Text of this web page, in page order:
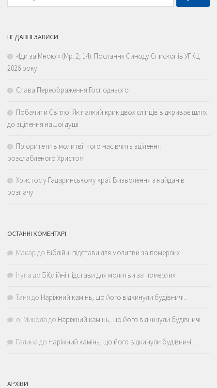
НЕДАВНІ ЗАПИСИ
«Іди за Мною!» (Мр. 2, 14). Послання Синоду Єпископів УГКЦ
2026 року
Слава Переображення Господнього
Побачити Світло: Як палкий крик двох сліпців відкриває шлях
до зцілення нашої душі
Пріоритети в молитві: чого нас вчить зцілення
розслабленого Христом
Христос у Гадаринському краї: Визволення з кайданів
розпачу
ОСТАННІ КОМЕНТАРІ
Макар до Біблійні підстави для молитви за померлих
Iryna до Біблійні підстави для молитви за померлих
Таня до Наріжний камінь, що його відкинули будівничі…
о. Микола до Наріжний камінь, що його відкинули будівничі…
Галина до Наріжний камінь, що його відкинули будівничі…
АРХІВИ